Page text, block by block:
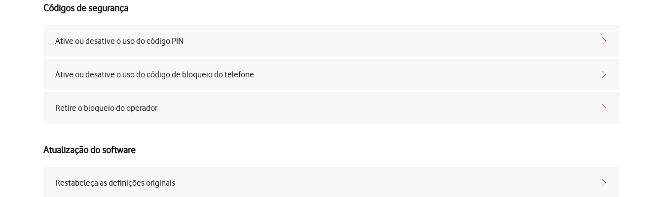
Códigos de segurança
Ative ou desative o uso do código PIN
Ative ou desative o uso do código de bloqueio do telefone
Retire o bloqueio do operador
Atualização do software
Restabeleça as definições originais